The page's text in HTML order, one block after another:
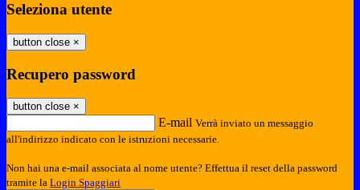
Seleziona utente
button close ×
Recupero password
button close ×
E-mail Verrà inviato un messaggio
all'indirizzo indicato con le istruzioni necessarie.
Non hai una e-mail associata al nome utente? Effettua il reset della password
tramite la Login Spaggiari